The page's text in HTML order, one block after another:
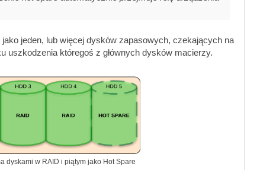
jeden, lub więcej dysków zapasowych, czekających na
uszkodzenia któregoś z głównych dysków macierzy.
dyskami w RAID i piątym jako Hot Spare